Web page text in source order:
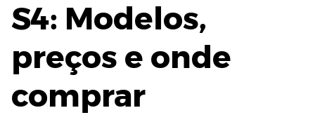
S4: Modelos,
preços e onde
comprar